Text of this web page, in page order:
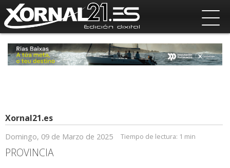
Xornal21.es
Domingo, 09 de Marzo de 2025 Tiempo de lectura: 1 min
PROVINCIA